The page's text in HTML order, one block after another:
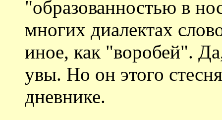
"образованностью в
многих диалектах
иное, как "воробей".
увы. Но он этого
дневнике.